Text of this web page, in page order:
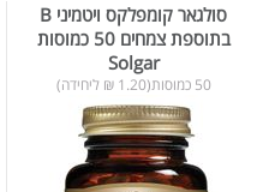
סולגאר קומפלקס ויטמיני B
בתוספת צמחים 50 כמוסות
Solgar
50 כמוסות(1.20 ₪ ליחידה)